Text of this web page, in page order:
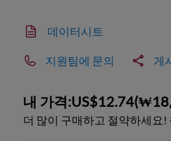
데이터시트
지원팀에 문의 게
내 가격:US$12.74(
더 많이 구매하고 절약하세요!